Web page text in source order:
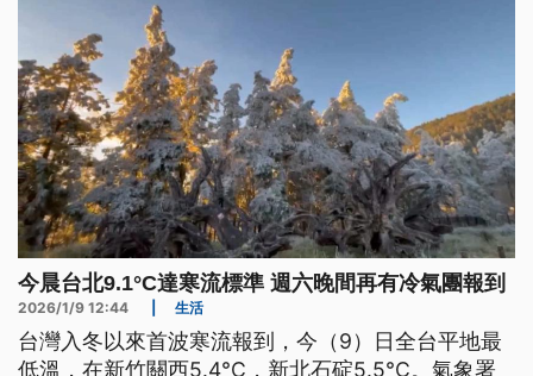
今晨台北9.1°C達寒流標準 週六晚間再有冷氣團報到
2026/1/9 12:44 生活
台灣入冬以來首波寒流報到，今（9）日全台平地最
低溫，在新竹關西5.4°C，新北石碇5.5°C。氣象署